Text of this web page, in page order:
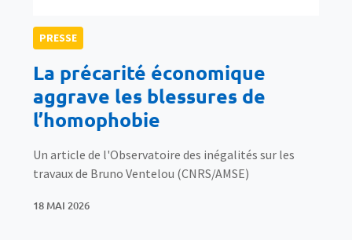
PRESSE
La précarité économique
aggrave les blessures de
l’homophobie
Un article de l'Observatoire des inégalités sur les
travaux de Bruno Ventelou (CNRS/AMSE)
18 MAI 2026